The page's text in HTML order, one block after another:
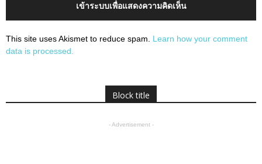
เข้าระบบเพื่อแสดงความคิดเห็น
This site uses Akismet to reduce spam. Learn how your comment
data is processed.
Block title
- Advertisement -